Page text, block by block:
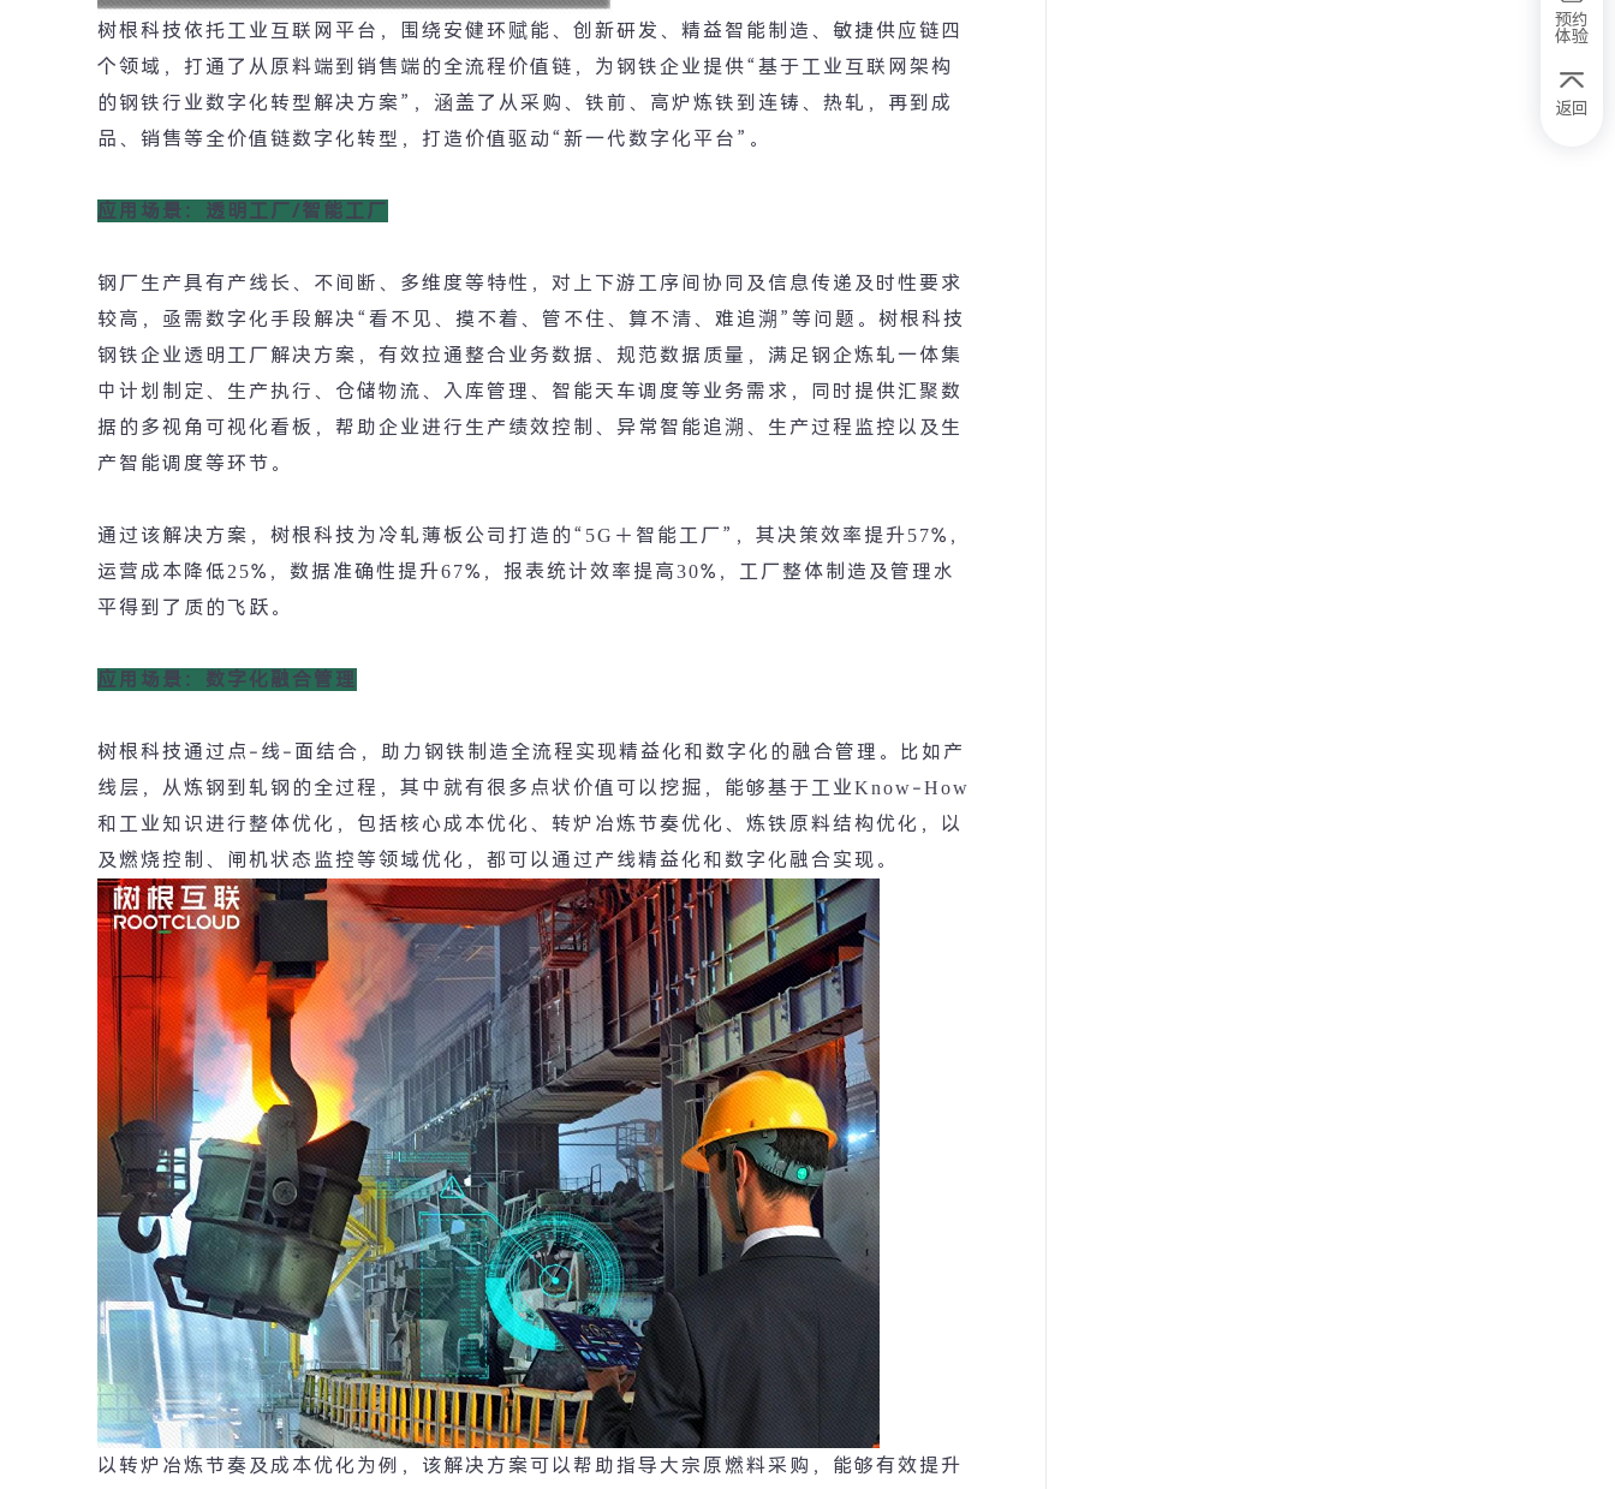
树根科技依托工业互联网平台，围绕安健环赋能、创新研发、精益智能制造、敏捷供应链四
个领域，打通了从原料端到销售端的全流程价值链，为钢铁企业提供“基于工业互联网架构
的钢铁行业数字化转型解决方案” ，涵盖了从采购、铁前、高炉炼铁到连铸、热轧，再到成
品、销售等全价值链数字化转型，打造价值驱动 “新一代数字化平台 ” 。
应用场景：透明工厂/智能工厂
钢厂生产具有产线长、不间断、多维度等特性，对上下游工序间协同及信息传递及时性要求
较高，亟需数字化手段解决 “看不见、摸不着、管不住、算不清、难追溯 ” 等问题。树根科技
钢铁企业透明工厂解决方案，有效拉通整合业务数据、规范数据质量，满足钢企炼轧一体集
中计划制定、生产执行、仓储物流、入库管理、智能天车调度等业务需求，同时提供汇聚数
据的多视角可视化看板，帮助企业进行生产绩效控制、异常智能追溯、生产过程监控以及生
产智能调度等环节。
通过该解决方案，树根科技为冷轧薄板公司打造的 “5G ＋智能工厂 ” ，其决策效率提升57% ，
运营成本降低25% ，数据准确性提升67% ，报表统计效率提高30% ，工厂整体制造及管理水
平得到了质的飞跃。
应用场景：数字化融合管理
树根科技通过点 - 线- 面结合，助力钢铁制造全流程实现精益化和数字化的融合管理。比如产
线层，从炼钢到轧钢的全过程，其中就有很多点状价值可以挖掘，能够基于工业Know-How
和工业知识进行整体优化，包括核心成本优化、转炉冶炼节奏优化、炼铁原料结构优化，以
及燃烧控制、闸机状态监控等领域优化，都可以通过产线精益化和数字化融合实现。
以转炉冶炼节奏及成本优化为例，该解决方案可以帮助指导大宗原燃料采购，能够有效提升
预约
体验
返回